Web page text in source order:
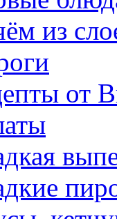
из
от